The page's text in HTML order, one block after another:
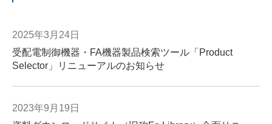
2025年3月24日
受配電制御機器・FA機器製品検索ツール「Product
Selector」リニューアルのお知らせ
2023年9月19日